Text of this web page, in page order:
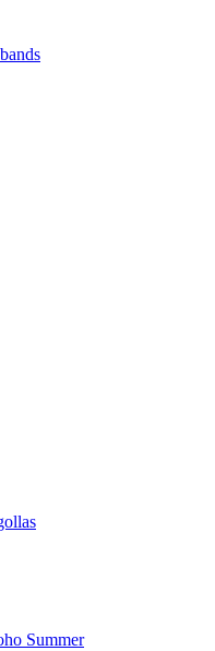
Summer